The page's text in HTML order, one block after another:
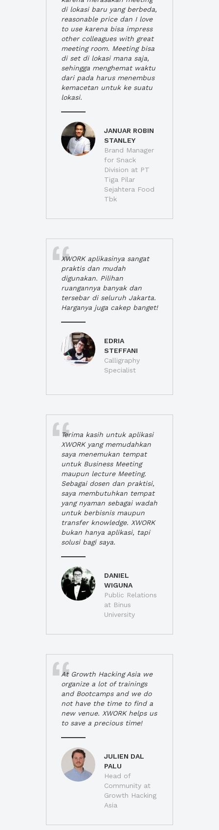
di lokasi baru yang berbeda,
reasonable price dan I love
to use karena bisa impress
other colleagues with great
meeting room. Meeting bisa
di set di lokasi mana saja,
sehingga menghemat waktu
dari pada harus menembus
kemacetan untuk ke suatu
lokasi.
JANUAR ROBIN
STANLEY
Brand Manager
for Snack
Division at PT
Tiga Pilar
Sejahtera Food
Tbk
XWORK aplikasinya sangat
praktis dan mudah
digunakan. Pilihan
ruangannya banyak dan
tersebar di seluruh Jakarta.
Harganya juga cakep banget!
EDRIA
STEFFANI
Calligraphy
Specialist
Terima kasih untuk aplikasi
XWORK yang memudahkan
saya menemukan tempat
untuk Business Meeting
maupun lecture Meeting.
Sebagai dosen dan praktisi,
saya membutuhkan tempat
yang nyaman sebagai wadah
untuk berbisnis maupun
transfer knowledge. XWORK
bukan hanya aplikasi, tapi
solusi bagi saya.
DANIEL
WIGUNA
Public Relations
at Binus
University
At Growth Hacking Asia we
organize a lot of trainings
and Bootcamps and we do
not have the time to find a
new venue. XWORK helps us
to save a precious time!
JULIEN DAL
PALU
Head of
Community at
Growth Hacking
Asia